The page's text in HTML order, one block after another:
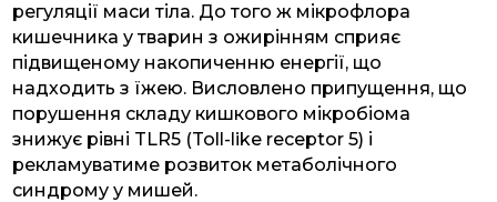
регуляції маси тіла. До того ж мікрофлора
кишечника у тварин з ожирінням сприяє
підвищеному накопиченню енергії, що
надходить з їжею. Висловлено припущення, що
порушення складу кишкового мікробіома
знижує рівні TLR5 (Toll-like receptor 5) і
рекламуватиме розвиток метаболічного
синдрому у мишей.